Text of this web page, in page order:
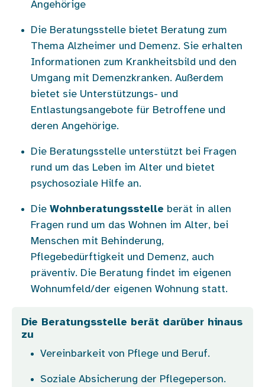
Angehörige
Die Beratungsstelle bietet Beratung zum
Thema Alzheimer und Demenz. Sie erhalten
Informationen zum Krankheitsbild und den
Umgang mit Demenzkranken. Außerdem
bietet sie Unterstützungs- und
Entlastungsangebote für Betroffene und
deren Angehörige.
Die Beratungsstelle unterstützt bei Fragen
rund um das Leben im Alter und bietet
psychosoziale Hilfe an.
Die Wohnberatungsstelle berät in allen
Fragen rund um das Wohnen im Alter, bei
Menschen mit Behinderung,
Pflegebedürftigkeit und Demenz, auch
präventiv. Die Beratung findet im eigenen
Wohnumfeld/der eigenen Wohnung statt.
Die Beratungsstelle berät darüber hinaus
zu
Vereinbarkeit von Pflege und Beruf.
Soziale Absicherung der Pflegeperson.